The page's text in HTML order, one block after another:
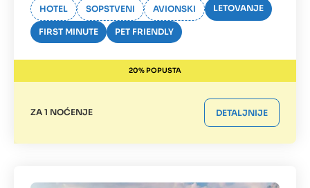
HOTEL SOPSTVENI AVIONSKI LETOVANJE
FIRST MINUTE PET FRIENDLY
20% POPUSTA
ZA 1 NOĆENJE DETALJNIJE